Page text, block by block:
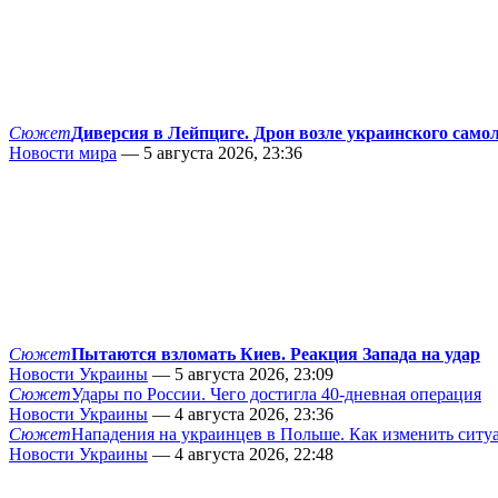
СюжетДиверсия в Лейпциге. Дрон возле украинского
Новости мира — 5 августа 2026, 23:36
СюжетПытаются взломать Киев. Реакция Запада на удар
Новости Украины — 5 августа 2026, 23:09
СюжетУдары по России. Чего достигла 40-дневная операция
Новости Украины — 4 августа 2026, 23:36
СюжетНападения на украинцев в Польше. Как изменить
Новости Украины — 4 августа 2026, 22:48